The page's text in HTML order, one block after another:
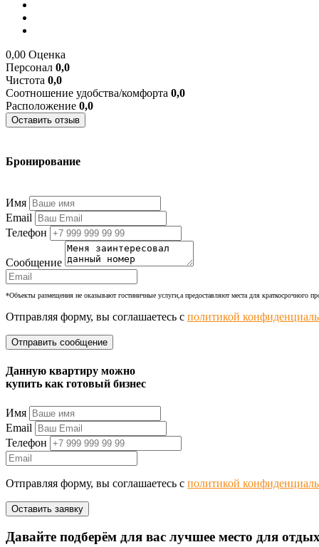
0,00 Оценка
Персонал 0,0
Чистота 0,0
Соотношение удобства/комфорта 0,0
Расположение 0,0
Оставить отзыв
Бронирование
Имя
Email
Телефон
Сообщение
*Объекты размещения не оказывают гостиничные услуги,а предоставляют места для краткосрочного
Отправляя форму, вы соглашаетесь с политикой
Данную квартиру можно
купить как готовый бизнес
Имя
Email
Телефон
Отправляя форму, вы соглашаетесь с политикой
Давайте подберём для вас лучшее место для